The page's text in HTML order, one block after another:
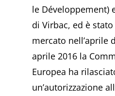
le Développement)
di Virbac, ed è
mercato nell’aprile
aprile 2016 la
Europea ha
un’autorizzazione